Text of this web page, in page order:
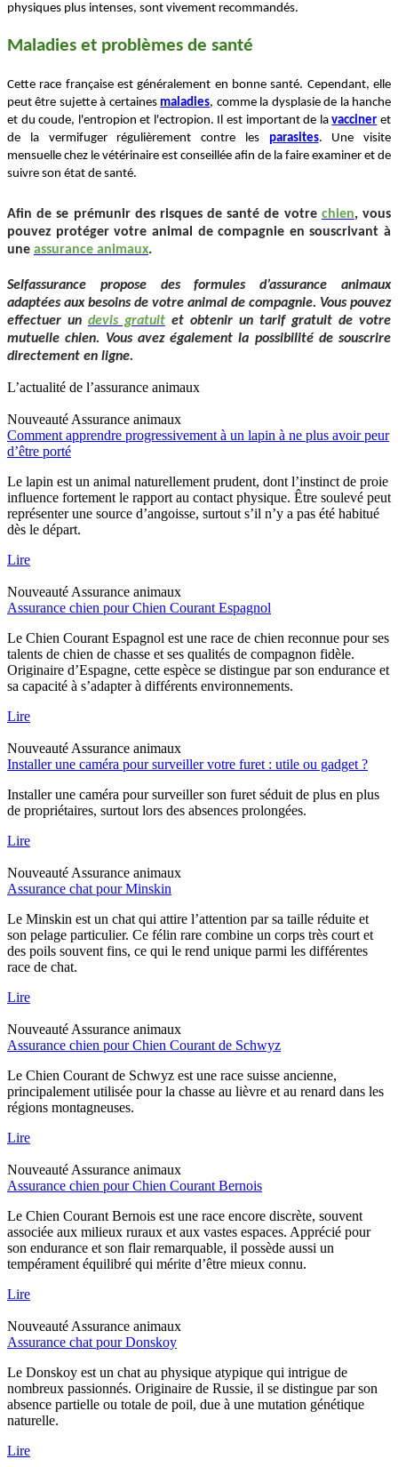
physiques plus intenses, sont vivement recommandés.
Maladies et problèmes de santé
Cette race française est généralement en bonne santé. Cependant, elle
peut être sujette à certaines maladies, comme la dysplasie de la hanche
et du coude, l'entropion et l'ectropion. Il est important de lavacciner et
de la vermifuger régulièrement contre les parasites. Une visite
mensuelle chez le vétérinaire est conseillée afin de la faire examiner et de
suivre son état de santé.
Afin de se prémunir des risques de santé de votre chien, vous
pouvez protéger votre animal de compagnie en souscrivant à
une assurance animaux.
Selfassurance propose des formules d’assurance animaux
adaptées aux besoins de votre animal de compagnie. Vous pouvez
effectuer un devis gratuit et obtenir un tarif gratuit de votre
mutuelle chien. Vous avez également la possibilité de souscrire
directement en ligne.
L’actualité de l’assurance animaux
Nouveauté Assurance animaux
Comment apprendre progressivement à un lapin à ne plus avoir peur
d’être porté
Le lapin est un animal naturellement prudent, dont l’instinct de proie
influence fortement le rapport au contact physique. Être soulevé peut
représenter une source d’angoisse, surtout s’il n’y a pas été habitué
dès le départ.
Lire
Nouveauté Assurance animaux
Assurance chien pour Chien Courant Espagnol
Le Chien Courant Espagnol est une race de chien reconnue pour ses
talents de chien de chasse et ses qualités de compagnon fidèle.
Originaire d’Espagne, cette espèce se distingue par son endurance et
sa capacité à s’adapter à différents environnements.
Lire
Nouveauté Assurance animaux
Installer une caméra pour surveiller votre furet : utile ou gadget ?
Installer une caméra pour surveiller son furet séduit de plus en plus
de propriétaires, surtout lors des absences prolongées.
Lire
Nouveauté Assurance animaux
Assurance chat pour Minskin
Le Minskin est un chat qui attire l’attention par sa taille réduite et
son pelage particulier. Ce félin rare combine un corps très court et
des poils souvent fins, ce qui le rend unique parmi les différentes
race de chat.
Lire
Nouveauté Assurance animaux
Assurance chien pour Chien Courant de Schwyz
Le Chien Courant de Schwyz est une race suisse ancienne,
principalement utilisée pour la chasse au lièvre et au renard dans les
régions montagneuses.
Lire
Nouveauté Assurance animaux
Assurance chien pour Chien Courant Bernois
Le Chien Courant Bernois est une race encore discrète, souvent
associée aux milieux ruraux et aux vastes espaces. Apprécié pour
son endurance et son flair remarquable, il possède aussi un
tempérament équilibré qui mérite d’être mieux connu.
Lire
Nouveauté Assurance animaux
Assurance chat pour Donskoy
Le Donskoy est un chat au physique atypique qui intrigue de
nombreux passionnés. Originaire de Russie, il se distingue par son
absence partielle ou totale de poil, due à une mutation génétique
naturelle.
Lire